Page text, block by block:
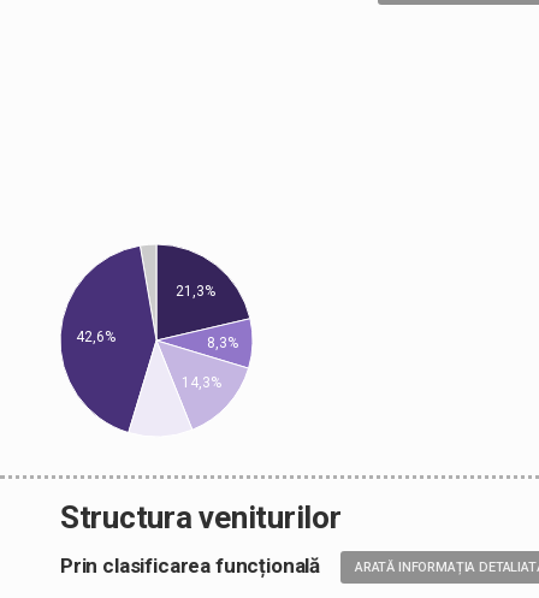
21,3%
8,3%
14,3%
42,6%
Structura veniturilor
Prin clasificarea funcțională ARATĂ INFORMAȚIA